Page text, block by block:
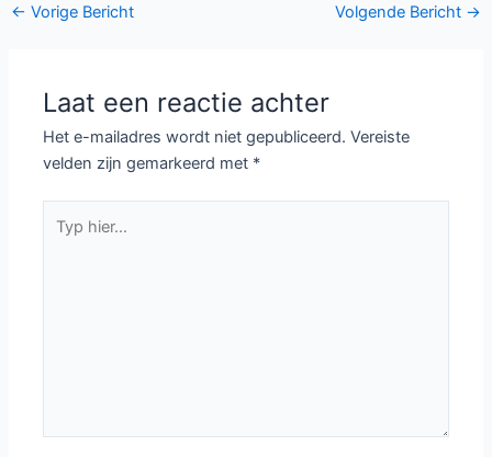
Bericht
← Vorige Bericht Volgende Bericht →
Laat een reactie achter
Het e-mailadres wordt niet gepubliceerd. Vereiste
velden zijn gemarkeerd met *
hier...